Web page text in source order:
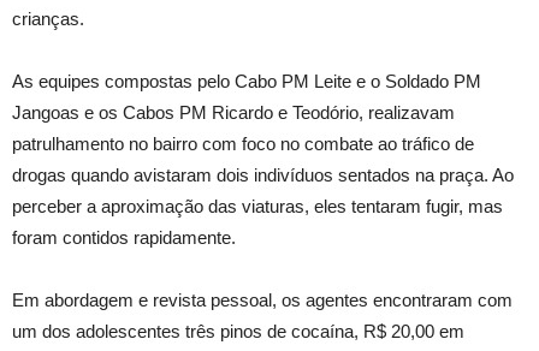
crianças.
As equipes compostas pelo Cabo PM Leite e o Soldado PM
Jangoas e os Cabos PM Ricardo e Teodório, realizavam
patrulhamento no bairro com foco no combate ao tráfico de
drogas quando avistaram dois indivíduos sentados na praça. Ao
perceber a aproximação das viaturas, eles tentaram fugir, mas
foram contidos rapidamente.
Em abordagem e revista pessoal, os agentes encontraram com
um dos adolescentes três pinos de cocaína, R$ 20,00 em